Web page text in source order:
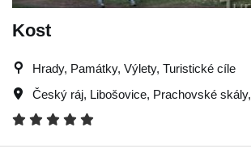
Kost
Hrady, Památky, Výlety, Turistické cíle
Český ráj, Libošovice, Prachovské skály,